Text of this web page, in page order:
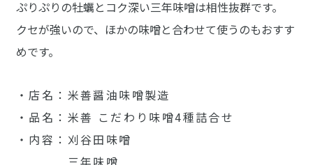
ぷりぷりの牡蠣とコク深い三年味噌は相性抜群です。
クセが強いので、ほかの味噌と合わせて使うのもおすす
めです。
・店名：米善醤油味噌製造
・品名：米善 こだわり味噌4種詰合せ
・内容：刈谷田味噌
三年味噌